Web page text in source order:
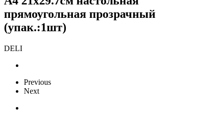
прямоугольная прозрачный
(упак.:1шт)
DELI
Previous
Next